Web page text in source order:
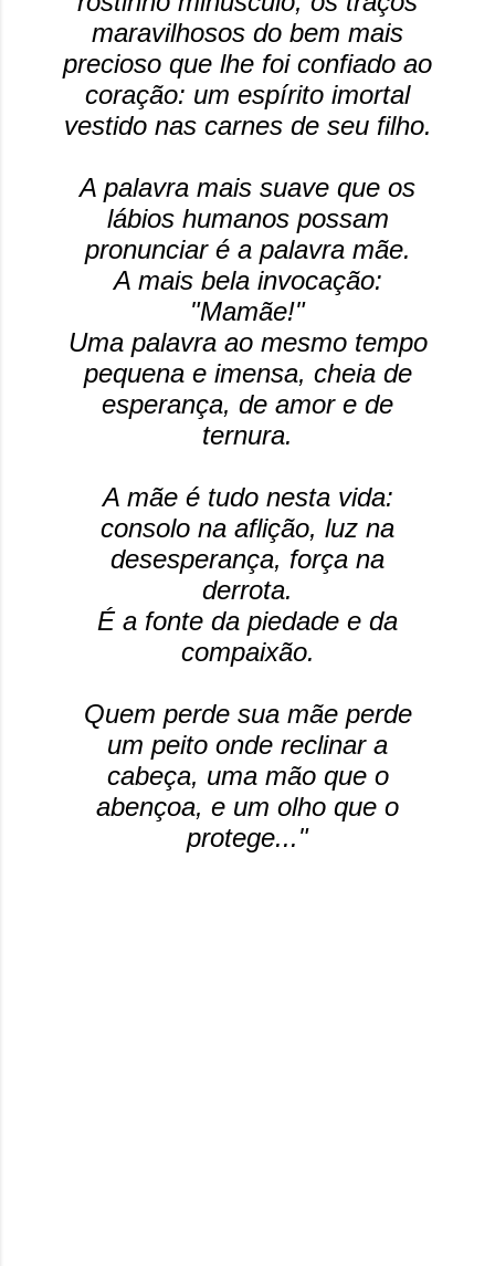
maravilhosos do bem mais
precioso que lhe foi confiado ao
coração: um espírito imortal
vestido nas carnes de seu filho.
A palavra mais suave que os
lábios humanos possam
pronunciar é a palavra mãe.
A mais bela invocação:
"Mamãe!"
Uma palavra ao mesmo tempo
pequena e imensa, cheia de
esperança, de amor e de
ternura.
A mãe é tudo nesta vida:
consolo na aflição, luz na
desesperança, força na
derrota.
É a fonte da piedade e da
compaixão.
Quem perde sua mãe perde
um peito onde reclinar a
cabeça, uma mão que o
abençoa, e um olho que o
protege..."